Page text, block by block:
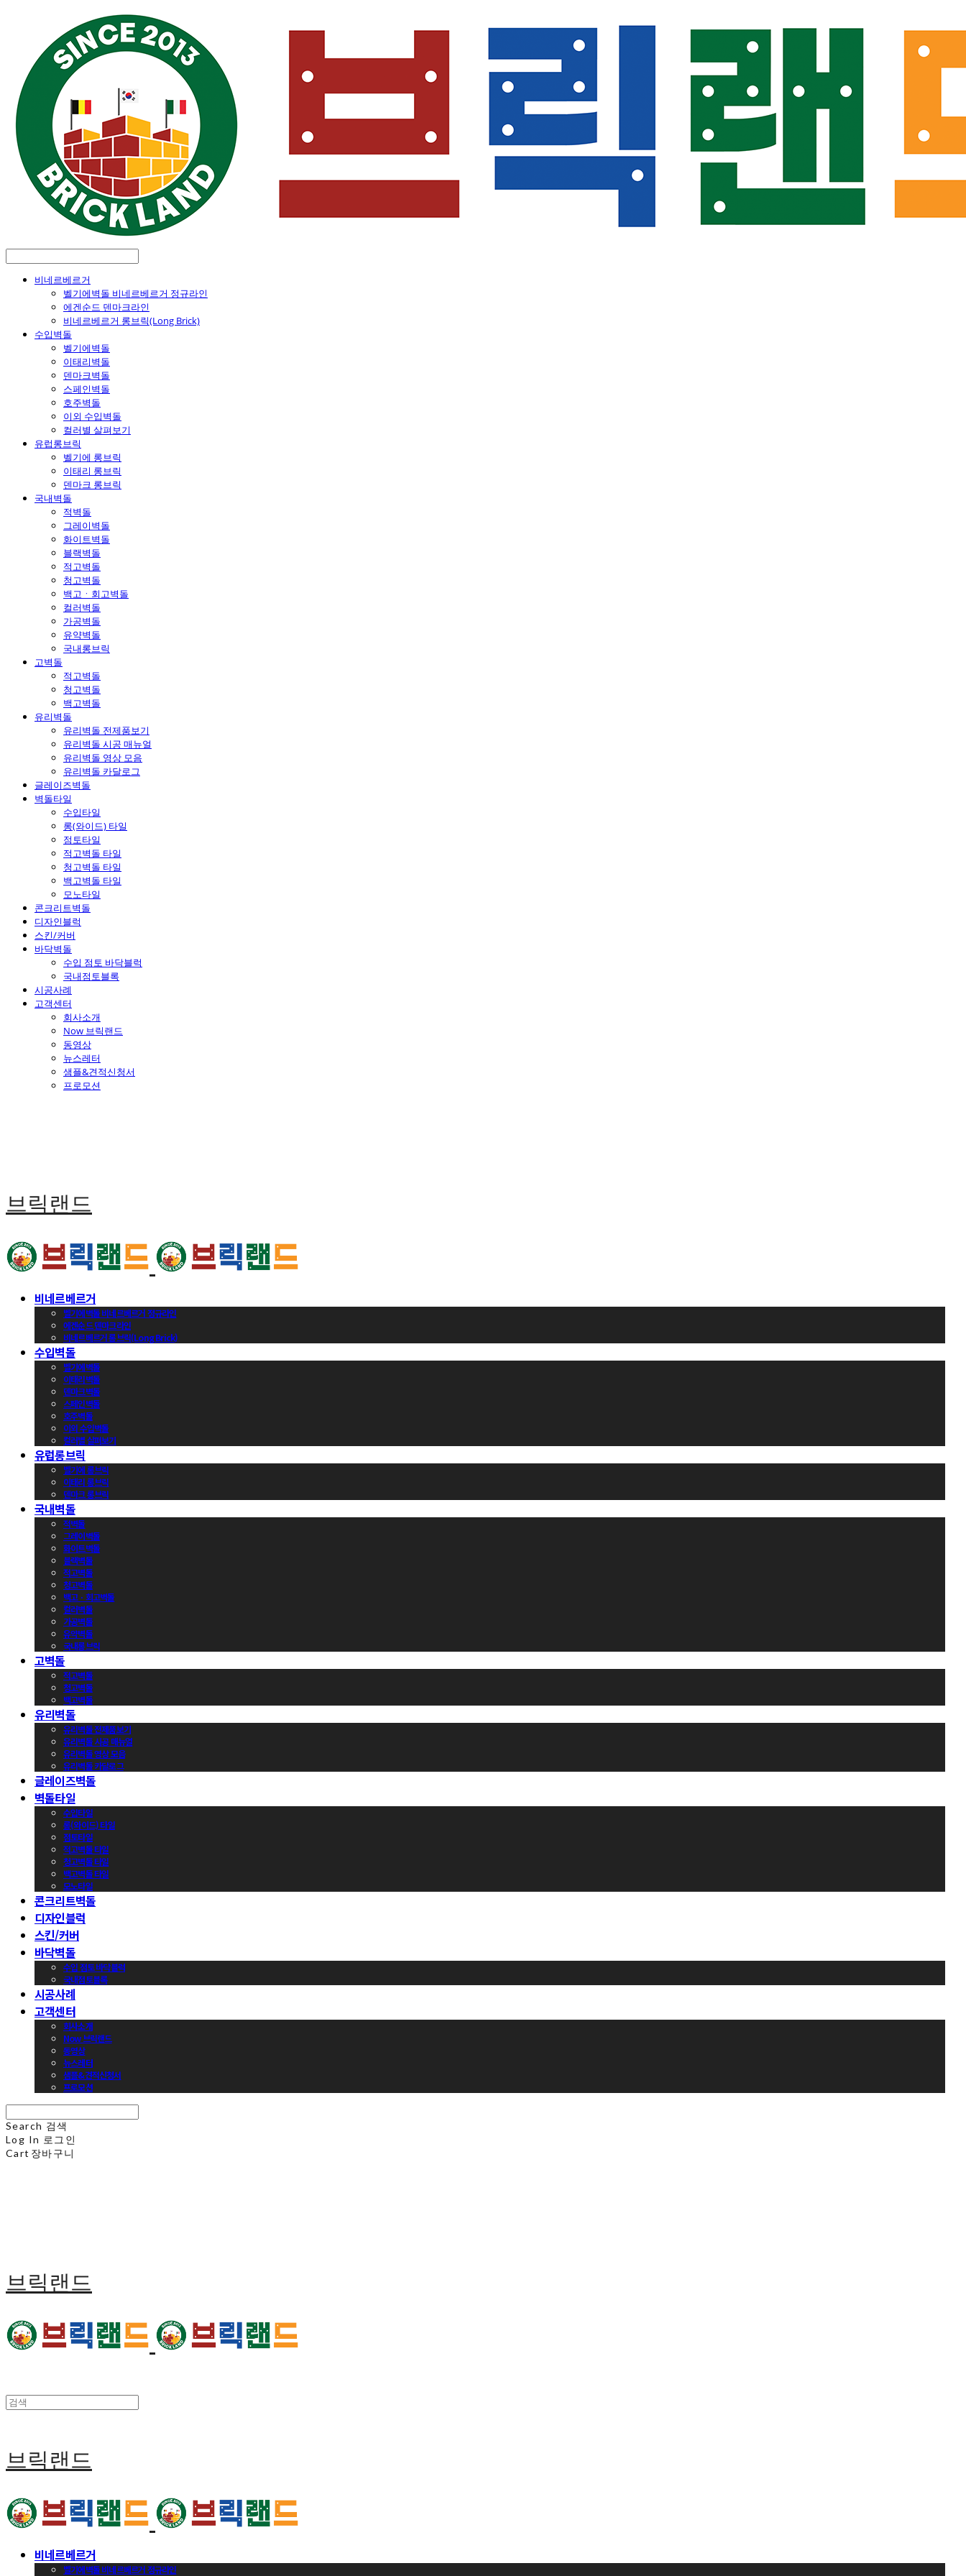
비네르베르거
벨기에벽돌 비네르베르거 정규라인
에겐순드 덴마크라인
비네르베르거 롱브릭(Long Brick)
수입벽돌
벨기에벽돌
이태리벽돌
덴마크벽돌
스페인벽돌
호주벽돌
이외 수입벽돌
컬러별 살펴보기
유럽롱브릭
벨기에 롱브릭
이태리 롱브릭
덴마크 롱브릭
국내벽돌
적벽돌
그레이벽돌
화이트벽돌
블랙벽돌
적고벽돌
청고벽돌
백고ㆍ회고벽돌
컬러벽돌
가공벽돌
유약벽돌
국내롱브릭
고벽돌
적고벽돌
청고벽돌
백고벽돌
유리벽돌
유리벽돌 전제품보기
유리벽돌 시공 매뉴얼
유리벽돌 영상 모음
유리벽돌 카달로그
글레이즈벽돌
벽돌타일
수입타일
롱(와이드) 타일
점토타일
적고벽돌 타일
청고벽돌 타일
백고벽돌 타일
모노타일
콘크리트벽돌
디자인블럭
스킨/커버
바닥벽돌
수입 점토 바닥블럭
국내점토블록
시공사례
고객센터
회사소개
Now 브릭랜드
동영상
뉴스레터
샘플&견적신청서
프로모션
브릭랜드
비네르베르거
벨기에벽돌 비네르베르거 정규라인
에겐순드 덴마크라인
비네르베르거 롱브릭(Long Brick)
수입벽돌
벨기에벽돌
이태리벽돌
덴마크벽돌
스페인벽돌
호주벽돌
이외 수입벽돌
컬러별 살펴보기
유럽롱브릭
벨기에 롱브릭
이태리 롱브릭
덴마크 롱브릭
국내벽돌
적벽돌
그레이벽돌
화이트벽돌
블랙벽돌
적고벽돌
청고벽돌
백고ㆍ회고벽돌
컬러벽돌
가공벽돌
유약벽돌
국내롱브릭
고벽돌
적고벽돌
청고벽돌
백고벽돌
유리벽돌
유리벽돌 전제품보기
유리벽돌 시공 매뉴얼
유리벽돌 영상 모음
유리벽돌 카달로그
글레이즈벽돌
벽돌타일
수입타일
롱(와이드) 타일
점토타일
적고벽돌 타일
청고벽돌 타일
백고벽돌 타일
모노타일
콘크리트벽돌
디자인블럭
스킨/커버
바닥벽돌
수입 점토 바닥블럭
국내점토블록
시공사례
고객센터
회사소개
Now 브릭랜드
동영상
뉴스레터
샘플&견적신청서
프로모션
Search 검색
Log In 로그인
Cart 장바구니
브릭랜드
브릭랜드
비네르베르거
벨기에벽돌 비네르베르거 정규라인